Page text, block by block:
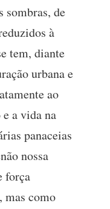
sombras, de
à
tem, diante
urbana e
ao
a vida na
panaceias
nossa
força
mas como